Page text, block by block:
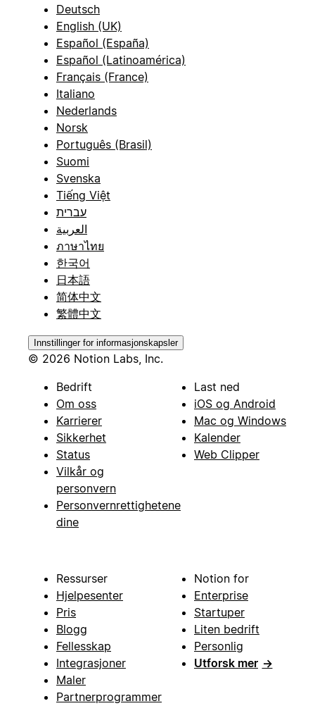
Deutsch
English (UK)
Español (España)
Español (Latinoamérica)
Français (France)
Italiano
Nederlands
Norsk
Português (Brasil)
Suomi
Svenska
Tiếng Việt
עברית
العربية
ภาษาไทย
한국어
日本語
简体中文
繁體中文
Innstillinger for informasjonskapsler
© 2026 Notion Labs, Inc.
Bedrift
Om oss
Karrierer
Sikkerhet
Status
Vilkår og
personvern
Personvernrettighetene
dine
Last ned
iOS og Android
Mac og Windows
Kalender
Web Clipper
Ressurser
Hjelpesenter
Pris
Blogg
Fellesskap
Integrasjoner
Maler
Partnerprogrammer
Notion for
Enterprise
Startuper
Liten bedrift
Personlig
Utforsk mer →